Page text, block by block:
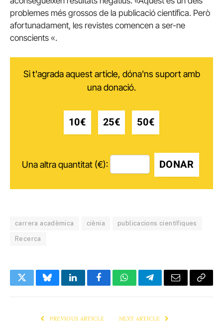
problemes més grossos de la publicació científica. Però
afortunadament, les revistes comencen a ser-ne
conscients «.
Si t'agrada aquest article, dóna'ns suport amb
una donació.
10€ 25€ 50€
Una altra quantitat (€): DONAR
carrera acadèmica ciènia publicacions científiques
Recerca
TwitterBlueskyLinkedInFacebookWhatsAppTelegramEmail Copy
PREVIOUS ARTICLE NEXT ARTICLE